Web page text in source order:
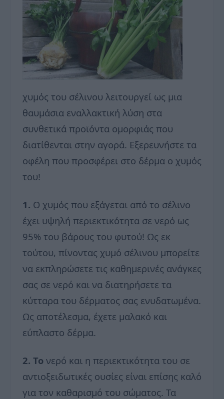
χυμός του σέλινου λειτουργεί ως μια
θαυμάσια εναλλακτική λύση στα
συνθετικά προϊόντα ομορφιάς που
διατίθενται στην αγορά. Εξερευνήστε τα
οφέλη που προσφέρει στο δέρμα ο χυμός
του!
1. Ο χυμός που εξάγεται από το σέλινο
έχει υψηλή περιεκτικότητα σε νερό ως
95% του βάρους του φυτού! Ως εκ
τούτου, πίνοντας χυμό σέλινου μπορείτε
να εκπληρώσετε τις καθημερινές ανάγκες
σας σε νερό και να διατηρήσετε τα
κύτταρα του δέρματος σας ενυδατωμένα.
Ως αποτέλεσμα, έχετε μαλακό και
εύπλαστο δέρμα.
2. Το νερό και η περιεκτικότητα του σε
αντιοξειδωτικές ουσίες είναι επίσης καλό
για τον καθαρισμό του σώματος. Τα